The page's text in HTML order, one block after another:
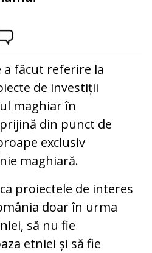
făcut referire la
de investiții
maghiar în
din punct de
exclusiv
maghiară.
proiectele de interes
doar în urma
să nu fie
etniei și să fie